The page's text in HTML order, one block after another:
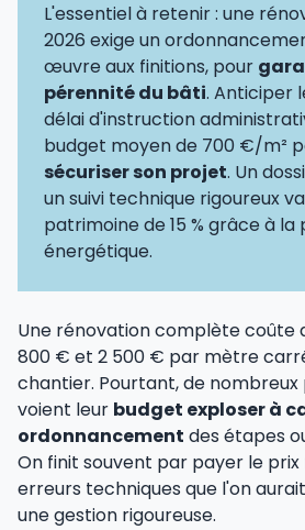
L'essentiel à retenir : une
2026 exige un
œuvre aux finitions, pour
pérennité du bâti. Anticiper
délai d'instruction
budget moyen de 700 €/m²
sécuriser son projet. Un
un suivi technique rigoureux
patrimoine de 15 % grâce à
énergétique.
Une rénovation complète coûte
800 € et 2 500 € par mètre
chantier. Pourtant, de
voient leur budget exploser à
ordonnancement des étapes
On finit souvent par payer le
erreurs techniques que l'on
une gestion rigoureuse.